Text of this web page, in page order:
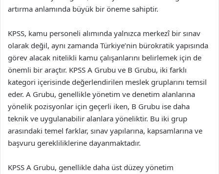
artırma anlamında büyük bir öneme sahiptir.
KPSS, kamu personeli alımında yalnızca merkezî bir sınav
olarak değil, aynı zamanda Türkiye’nin bürokratik yapısında
görev alacak nitelikli kamu çalışanlarını belirlemek için de
önemli bir araçtır. KPSS A Grubu ve B Grubu, iki farklı
kategori içerisinde değerlendirilen meslek gruplarını temsil
eder. A Grubu, genellikle yönetim ve denetim alanlarına
yönelik pozisyonlar için geçerli iken, B Grubu ise daha
teknik ve uygulanabilir alanlara yöneliktir. Bu iki grup
arasındaki temel farklar, sınav yapılarına, kapsamlarına ve
başvuru gerekliliklerine dayanmaktadır.
KPSS A Grubu, genellikle daha üst düzey yönetim